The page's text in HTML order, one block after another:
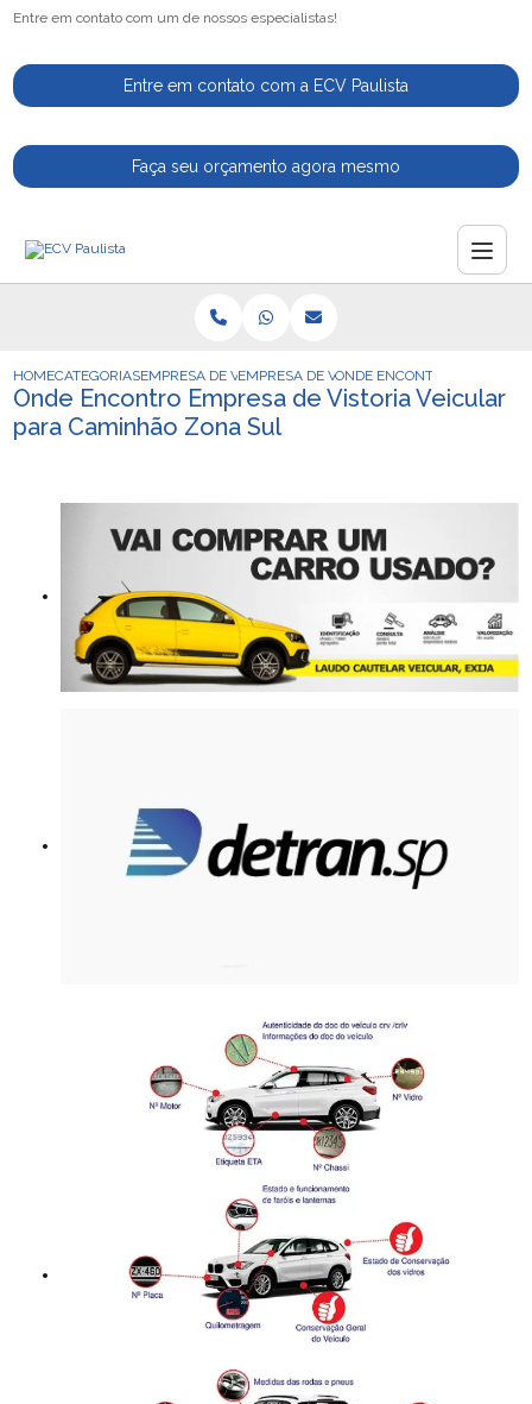
Entre em contato com um de nossos especialistas!
Entre em contato com a ECV Paulista
Faça seu orçamento agora mesmo
HOMECATEGORIASEMPRESA DE VISTORIA VEICULAR
EMPRESA DE VISTORIA VEICULAR
ONDE ENCONTRO EMPRESA
Onde Encontro Empresa de Vistoria Veicular
para Caminhão Zona Sul